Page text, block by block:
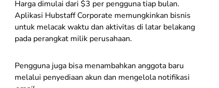
Harga dimulai dari $3 per pengguna tiap bulan.
Aplikasi Hubstaff Corporate memungkinkan bisnis
untuk melacak waktu dan aktivitas di latar belakang
pada perangkat milik perusahaan.
Pengguna juga bisa menambahkan anggota baru
melalui penyediaan akun dan mengelola notifikasi